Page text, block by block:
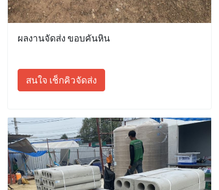
ผลงานจัดส่ง ขอบคันหิน
สนใจ เช็กคิวจัดส่ง